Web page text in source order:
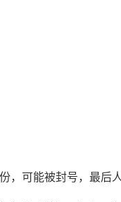
，可能被封号，最后人